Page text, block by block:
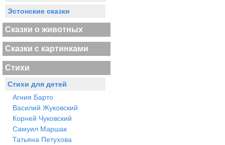
Эстонские сказки
Сказки о животных
Сказки с картинками
Стихи
Стихи для детей
Агния Барто
Василий Жуковский
Корней Чуковский
Самуил Маршак
Татьяна Петухова